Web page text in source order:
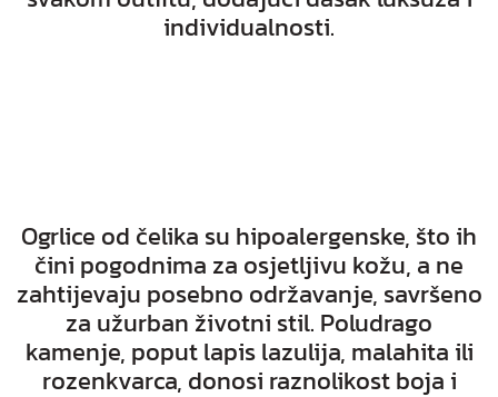
individualnosti.
Ogrlice od čelika su hipoalergenske, što ih
čini pogodnima za osjetljivu kožu, a ne
zahtijevaju posebno održavanje, savršeno
za užurban životni stil. Poludrago
kamenje, poput lapis lazulija, malahita ili
rozenkvarca, donosi raznolikost boja i